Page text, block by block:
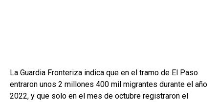
La Guardia Fronteriza indica que en el tramo de El Paso
entraron unos 2 millones 400 mil migrantes durante el año
2022, y que solo en el mes de octubre registraron el